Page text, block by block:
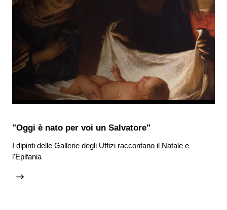
"Oggi è nato per voi un Salvatore"
I dipinti delle Gallerie degli Uffizi raccontano il Natale e
l'Epifania